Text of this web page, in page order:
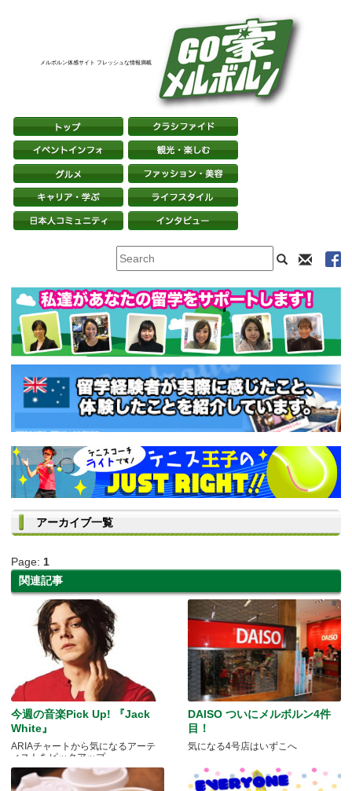
メルボルン体感サイト フレッシュな情報満載
アーカイブ一覧
Page: 1
関連記事
今週の音楽Pick Up! 『Jack
White』
ARIAチャートから気になるアーテ
ィストをピックアップ
DAISO ついにメルボルン4件
目！
気になる4号店はいずこへ